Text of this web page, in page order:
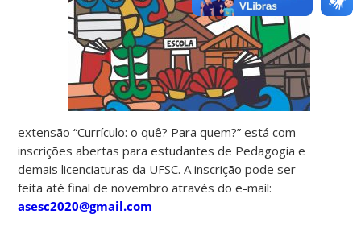
extensão “Currículo: o quê? Para quem?” está com
inscrições abertas paraestudantes de Pedagogia e
demais licenciaturas da UFSC. A inscrição pode ser
feita até final de novembro através do e-mail:
asesc2020@gmail.com